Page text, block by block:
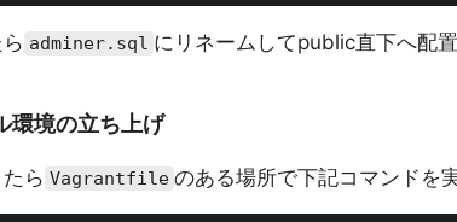
adminer.sql にリネームしてpublic直下へ配置
環境の立ち上げ
ら Vagrantfile のある場所で下記コマンドを